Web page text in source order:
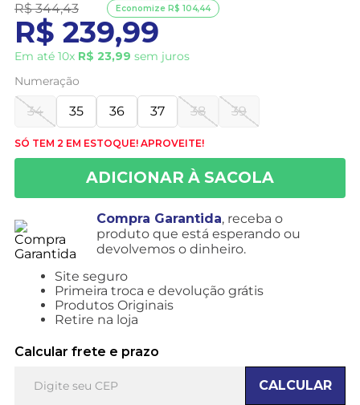
R$ 344,43
R$ 239,99
Em até 10x R$ 23,99 sem juros
Economize R$ 104,44
Numeração
34 35 36 37 38 39
SÓ TEM 2 EM ESTOQUE! APROVEITE!
Compra Garantida, receba o
produto que está esperando ou
devolvemos o dinheiro.
Site seguro
Primeira troca e devolução grátis
Produtos Originais
Retire na loja
Calcular frete e prazo
CALCULAR